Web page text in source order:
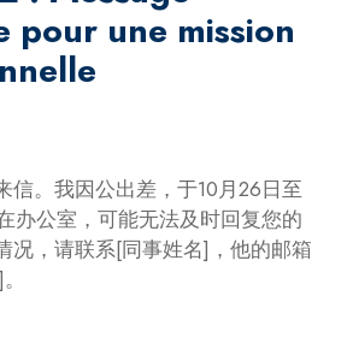
pour une mission
信。我因公出差，于10月26日至
办公室，可能无法及时回复您的
况，请联系[同事姓名]，他的邮箱